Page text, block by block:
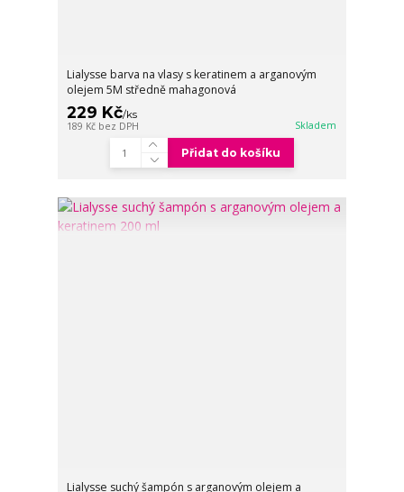
Lialysse barva na vlasy s keratinem a arganovým
olejem 5M středně mahagonová
229 Kč/ks
189 Kč bez DPH Skladem
Přidat do košíku
Lialysse suchý šampón s arganovým olejem a